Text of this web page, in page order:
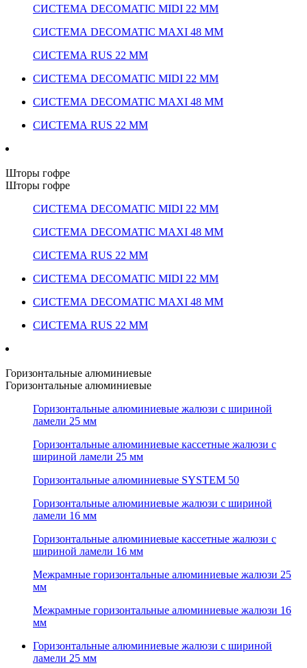
СИСТЕМА DECOMATIC MIDI 22 ММ
СИСТЕМА DECOMATIC MAXI 48 ММ
СИСТЕМА RUS 22 ММ
СИСТЕМА DECOMATIC MIDI 22 ММ
СИСТЕМА DECOMATIC MAXI 48 ММ
СИСТЕМА RUS 22 ММ
Шторы гофре
Шторы гофре
СИСТЕМА DECOMATIC MIDI 22 ММ
СИСТЕМА DECOMATIC MAXI 48 ММ
СИСТЕМА RUS 22 ММ
СИСТЕМА DECOMATIC MIDI 22 ММ
СИСТЕМА DECOMATIC MAXI 48 ММ
СИСТЕМА RUS 22 ММ
Горизонтальные алюминиевые
Горизонтальные алюминиевые
Горизонтальные алюминиевые жалюзи с шириной
ламели 25 мм
Горизонтальные алюминиевые кассетные жалюзи с
шириной ламели 25 мм
Горизонтальные алюминиевые SYSTEM 50
Горизонтальные алюминиевые жалюзи с шириной
ламели 16 мм
Горизонтальные алюминиевые кассетные жалюзи с
шириной ламели 16 мм
Межрамные горизонтальные алюминиевые жалюзи 25
мм
Межрамные горизонтальные алюминиевые жалюзи 16
мм
Горизонтальные алюминиевые жалюзи с шириной
ламели 25 мм